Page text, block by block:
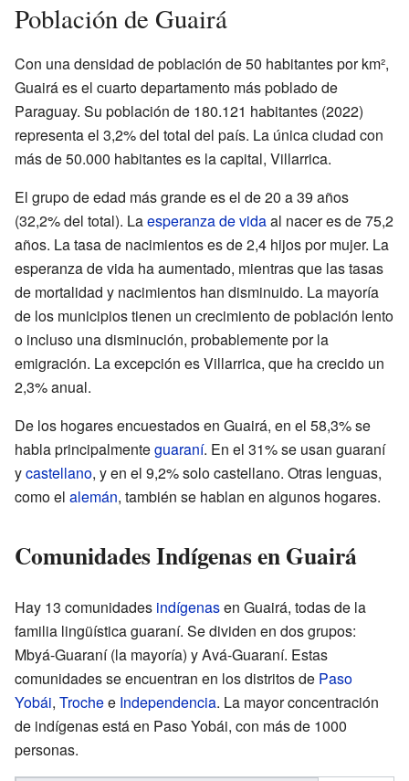
Población de Guairá
Con una densidad de población de 50 habitantes por km²,
Guairá es el cuarto departamento más poblado de
Paraguay. Su población de 180.121 habitantes (2022)
representa el 3,2% del total del país. La única ciudad con
más de 50.000 habitantes es la capital, Villarrica.
El grupo de edad más grande es el de 20 a 39 años
(32,2% del total). Laesperanza de vidaal nacer es de 75,2
años. La tasa de nacimientos es de 2,4 hijos por mujer. La
esperanza de vida ha aumentado, mientras que las tasas
de mortalidad y nacimientos han disminuido. La mayoría
de los municipios tienen un crecimiento de población lento
o incluso una disminución, probablemente por la
emigración. La excepción es Villarrica, que ha crecido un
2,3% anual.
De los hogares encuestados en Guairá, en el 58,3% se
habla principalmenteguaraní. En el 31% se usan guaraní
ycastellano, y en el 9,2% solo castellano. Otras lenguas,
como el alemán, también se hablan en algunos hogares.
Comunidades Indígenas en Guairá
Hay 13 comunidades indígenasen Guairá, todas de la
familia lingüística guaraní. Se dividen en dos grupos:
Mbyá-Guaraní (la mayoría) y Avá-Guaraní. Estas
comunidades se encuentran en los distritos de Paso
Yobái, Trochee Independencia. La mayor concentración
de indígenas está en Paso Yobái, con más de 1000
personas.